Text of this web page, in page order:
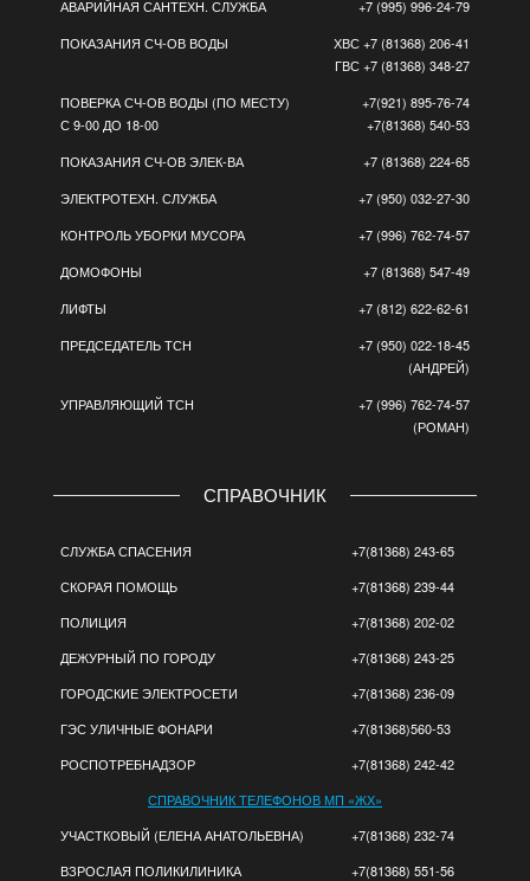
АВАРИЙНАЯ САНТЕХН. СЛУЖБА
+7 (995) 996-24-79
ПОКАЗАНИЯ СЧ-ОВ ВОДЫ
ХВС +7 (81368) 206-41
ГВС +7 (81368) 348-27
ПОВЕРКА СЧ-ОВ ВОДЫ (ПО МЕСТУ)
С 9-00 ДО 18-00
+7(921) 895-76-74
+7(81368) 540-53
ПОКАЗАНИЯ СЧ-ОВ ЭЛЕК-ВА
+7 (81368) 224-65
ЭЛЕКТРОТЕХН. СЛУЖБА
+7 (950) 032-27-30
КОНТРОЛЬ УБОРКИ МУСОРА
+7 (996) 762-74-57
ДОМОФОНЫ
+7 (81368) 547-49
ЛИФТЫ
+7 (812) 622-62-61
ПРЕДСЕДАТЕЛЬ ТСН
+7 (950) 022-18-45
(АНДРЕЙ)
УПРАВЛЯЮЩИЙ ТСН
+7 (996) 762-74-57
(РОМАН)
СПРАВОЧНИК
СЛУЖБА СПАСЕНИЯ
+7(81368) 243-65
СКОРАЯ ПОМОЩЬ
+7(81368) 239-44
ПОЛИЦИЯ
+7(81368) 202-02
ДЕЖУРНЫЙ ПО ГОРОДУ
+7(81368) 243-25
ГОРОДСКИЕ ЭЛЕКТРОСЕТИ
+7(81368) 236-09
ГЭС УЛИЧНЫЕ ФОНАРИ
+7(81368)560-53
РОСПОТРЕБНАДЗОР
+7(81368) 242-42
СПРАВОЧНИК ТЕЛЕФОНОВ МП «ЖХ»
УЧАСТКОВЫЙ (ЕЛЕНА АНАТОЛЬЕВНА)
+7(81368) 232-74
ВЗРОСЛАЯ ПОЛИКИЛИНИКА
+7(81368) 551-56